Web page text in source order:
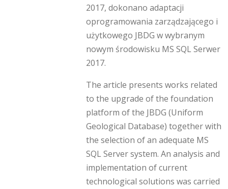
2017, dokonano adaptacji
oprogramowania zarządzającego i
użytkowego JBDG w wybranym
nowym środowisku MS SQL Serwer
2017.
The article presents works related
to the upgrade of the foundation
platform of the JBDG (Uniform
Geological Database) together with
the selection of an adequate MS
SQL Server system. An analysis and
implementation of current
technological solutions was carried